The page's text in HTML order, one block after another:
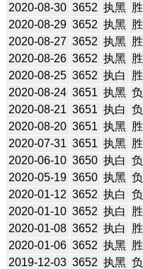
2020-08-30 3652 执黑 胜
2020-08-29 3652 执黑 胜
2020-08-27 3652 执黑 胜
2020-08-26 3652 执黑 胜
2020-08-25 3652 执白 胜
2020-08-24 3651 执黑 负
2020-08-21 3651 执白 负
2020-08-20 3651 执黑 胜
2020-07-31 3651 执黑 胜
2020-06-10 3650 执白 负
2020-05-19 3650 执黑 负
2020-01-12 3652 执白 负
2020-01-10 3652 执白 胜
2020-01-08 3652 执白 胜
2020-01-06 3652 执黑 胜
2019-12-03 3652 执黑 负